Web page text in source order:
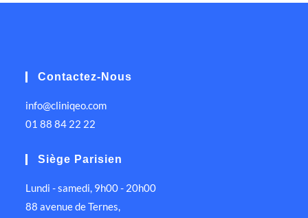
Contactez-Nous
info@cliniqeo.com
01 88 84 22 22
Siège Parisien
Lundi - samedi, 9h00 - 20h00
88 avenue de Ternes,